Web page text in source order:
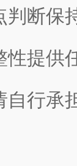
判断保
性提供
自行承